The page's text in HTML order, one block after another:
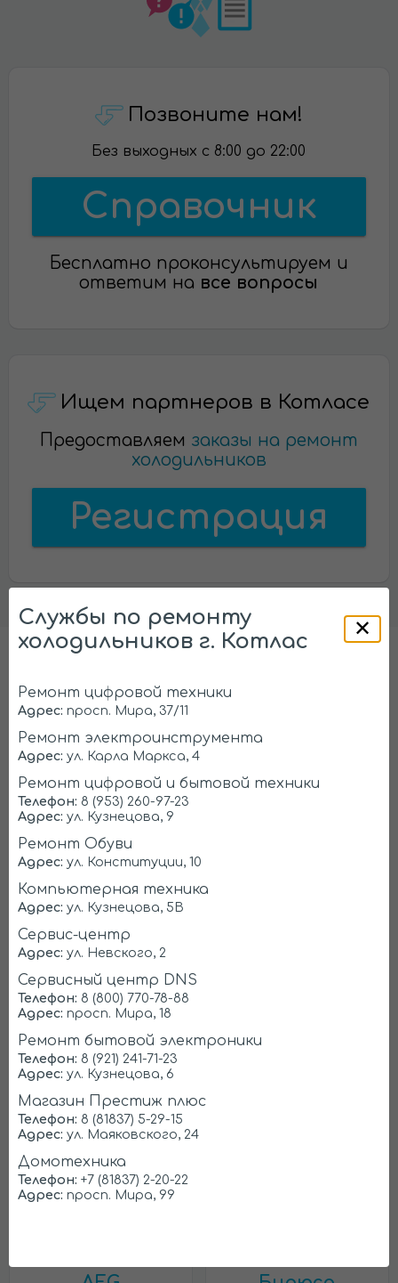
Позвоните нам!
Без выходных с 8:00 до 22:00
Справочник
Бесплатно проконсультируем и
ответим на все вопросы
Ищем партнеров в Котласе
Предоставляем заказы на ремонт
холодильников
Регистрация
Ремонтируем любые марки
холодильников
Liebherr Samsung
LG
Bosch
Службы по ремонту
холодильников г. Котлас
Ремонт цифровой техники
Адрес: просп. Мира, 37/11
Ремонт электроинструмента
Адрес: ул. Карла Маркса, 4
Ремонт цифровой и бытовой техники
Телефон: 8 (953) 260-97-23
Адрес: ул. Кузнецова, 9
Ремонт Обуви
Адрес: ул. Конституции, 10
Компьютерная техника
Адрес: ул. Кузнецова, 5В
Сервис-центр
Адрес: ул. Невского, 2
Сервисный центр DNS
Телефон: 8 (800) 770-78-88
Адрес: просп. Мира, 18
Ремонт бытовой электроники
Телефон: 8 (921) 241-71-23
Адрес: ул. Кузнецова, 6
Магазин Престиж плюс
Телефон: 8 (81837) 5-29-15
Адрес: ул. Маяковского, 24
Домотехника
Телефон: +7 (81837) 2-20-22
Адрес: просп. Мира, 99